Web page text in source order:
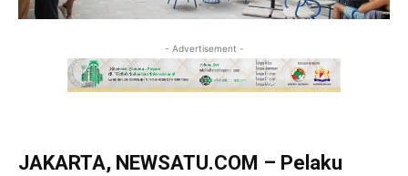
- Advertisement -
JAKARTA, NEWSATU.COM – Pelaku